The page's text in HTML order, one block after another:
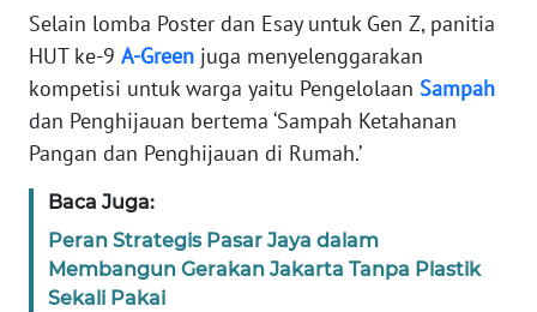
Selain lomba Poster dan Esay untuk Gen Z, panitia
HUT ke-9 A-Green juga menyelenggarakan
kompetisi untuk warga yaitu Pengelolaan Sampah
dan Penghijauan bertema ‘Sampah Ketahanan
Pangan dan Penghijauan di Rumah.’
Baca Juga:
Peran Strategis Pasar Jaya dalam
Membangun Gerakan Jakarta Tanpa Plastik
Sekali Pakai
Wahana
News
Regional
WN
WN
JAKARTA